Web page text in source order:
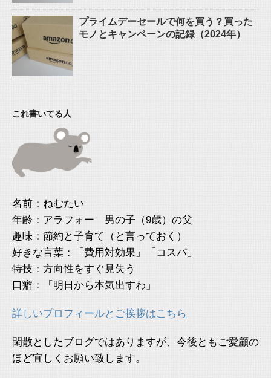
プライムデーセールで何を買う？買った
モノとキャンペーンの記録（2024年）
これ書いてる人
名前：ねむたい
年齢：アラフォー 男の子（9歳）の父
趣味：節約と子育て（と言っておく）
好きな言葉：「費用対効果」「コスパ」
特技：方向性をすぐ見失う
口癖：「明日から本気出すわ」
詳しいプロフィールとご挨拶はこちら
閑散としたブログではありますが、今後ともご愛顧の
ほど宜しくお願い致します。